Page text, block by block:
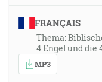
FRANÇAIS
Thema:
4 Engel und die
MP3